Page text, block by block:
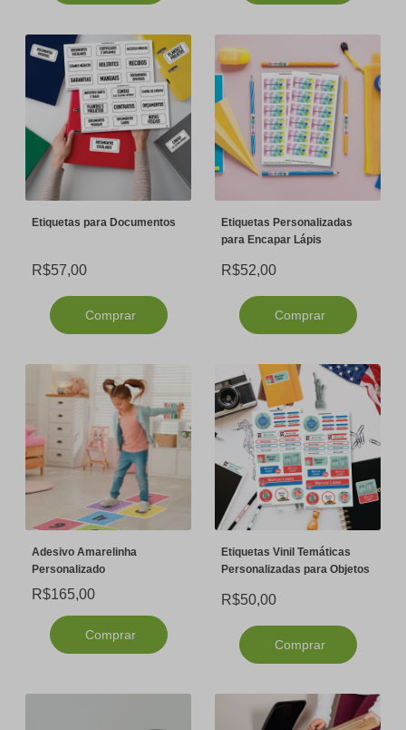
Etiquetas para Documentos
R$57,00
Comprar
Etiquetas Personalizadas
para Encapar Lápis
R$52,00
Comprar
Adesivo Amarelinha
Personalizado
R$165,00
Comprar
Etiquetas Vinil Temáticas
Personalizadas para Objetos
R$50,00
Comprar